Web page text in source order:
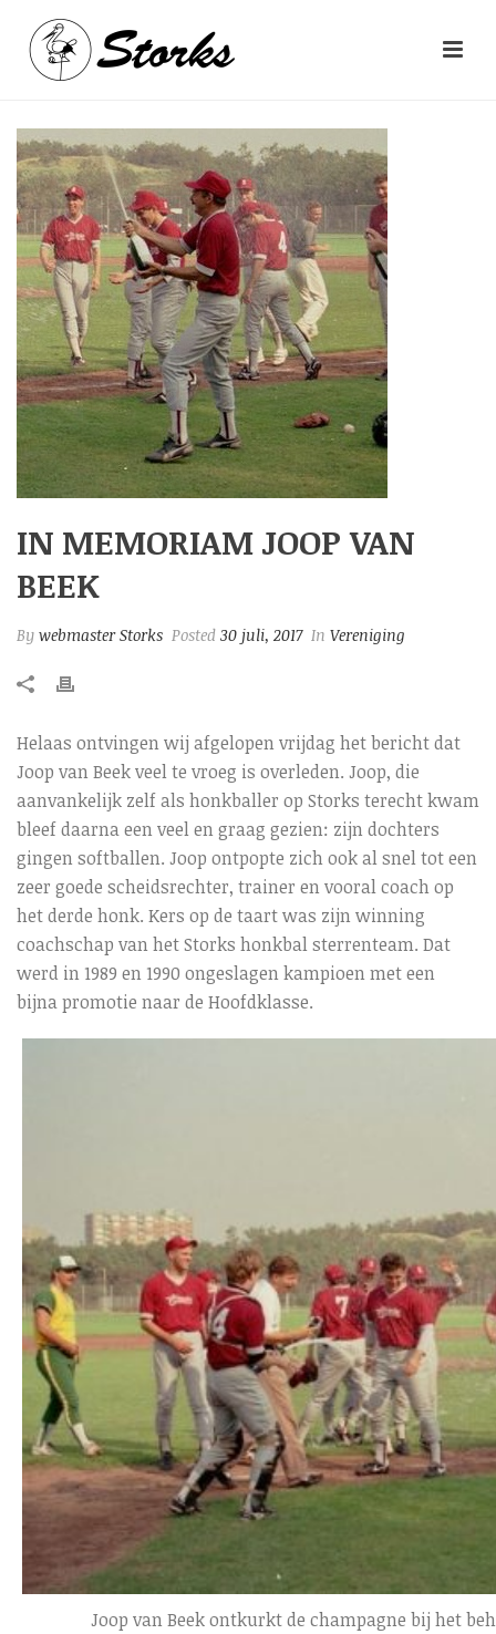
IN MEMORIAM JOOP VAN
BEEK
By webmaster Storks Posted 30 juli, 2017 In Vereniging
Helaas ontvingen wij afgelopen vrijdag het bericht dat
Joop van Beek veel te vroeg is overleden. Joop, die
aanvankelijk zelf als honkballer op Storks terecht kwam
bleef daarna een veel en graag gezien: zijn dochters
gingen softballen. Joop ontpopte zich ook al snel tot een
zeer goede scheidsrechter, trainer en vooral coach op
het derde honk. Kers op de taart was zijn winning
coachschap van het Storks honkbal sterrenteam. Dat
werd in 1989 en 1990 ongeslagen kampioen met een
bijna promotie naar de Hoofdklasse.
Joop van Beek ontkurkt de champagne bij het